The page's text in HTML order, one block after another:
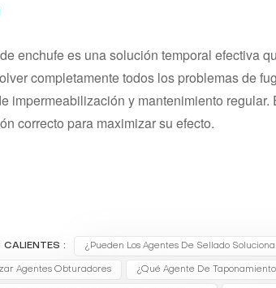
enchufe es una solución temporal efectiva
completamente todos los problemas de
impermeabilización y mantenimiento
correcto para maximizar su efecto.
CALIENTES : ¿Pueden Los Agentes De Sellado
Agentes Obturadores ¿Qué Agente De